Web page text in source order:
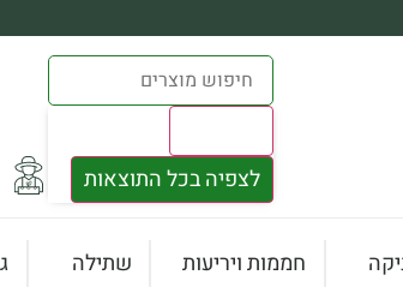
לצפיה בכל התוצאות
חממות ויריעות שתילה